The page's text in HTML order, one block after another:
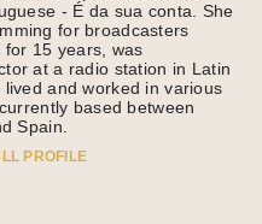
- É da sua conta. She
for broadcasters
15 years, was
at a radio station in Latin
and worked in various
based between
Spain.
PROFILE